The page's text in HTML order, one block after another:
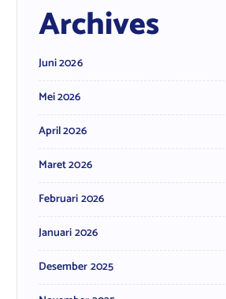
Archives
Juni 2026
Mei 2026
April 2026
Maret 2026
Februari 2026
Januari 2026
Desember 2025